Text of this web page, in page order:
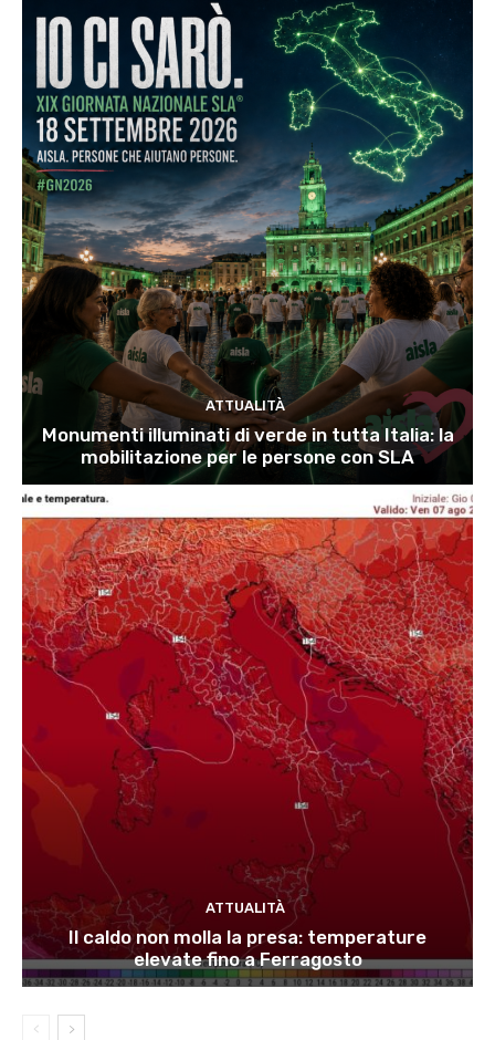
ATTUALITÀ
Monumenti illuminati di verde in tutta Italia: la
mobilitazione per le persone con SLA
ATTUALITÀ
Il caldo non molla la presa: temperature
elevate fino a Ferragosto